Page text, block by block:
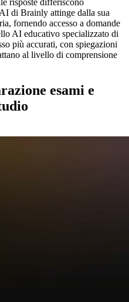
risposte differiscono
di Brainly attinge dalla sua
fornendo accesso a domande
AI educativo specializzato di
più accurati, con spiegazioni
al livello di comprensione
esami e